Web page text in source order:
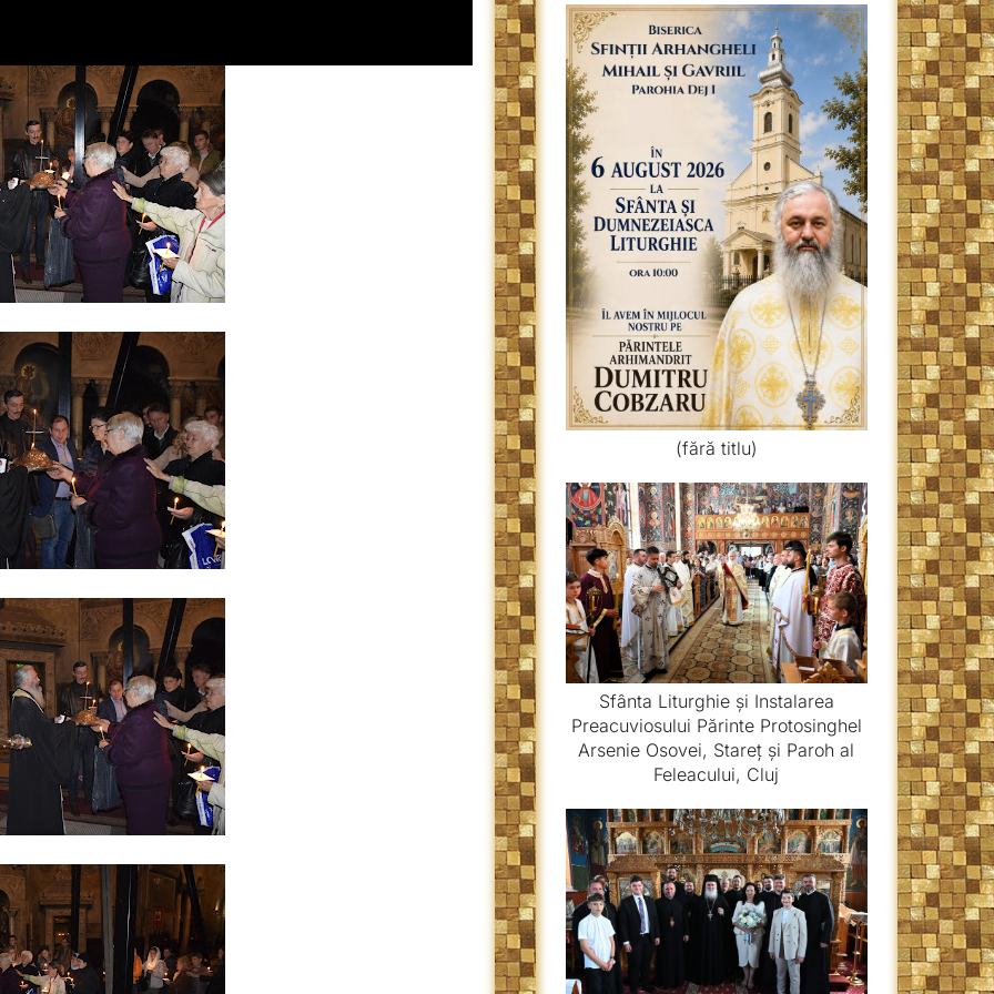
(fără titlu)
Sfânta Liturghie și Instalarea
Preacuviosului Părinte Protosinghel
Arsenie Osovei, Stareț și Paroh al
Feleacului, Cluj